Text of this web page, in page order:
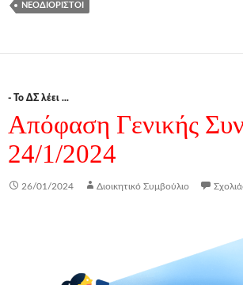
ΝΕΟΔΙΌΡΙΣΤΟΙ
- Το ΔΣ λέει ...
Απόφαση Γενικής
24/1/2024
26/01/2024 Διοικητικό Συμβούλιο